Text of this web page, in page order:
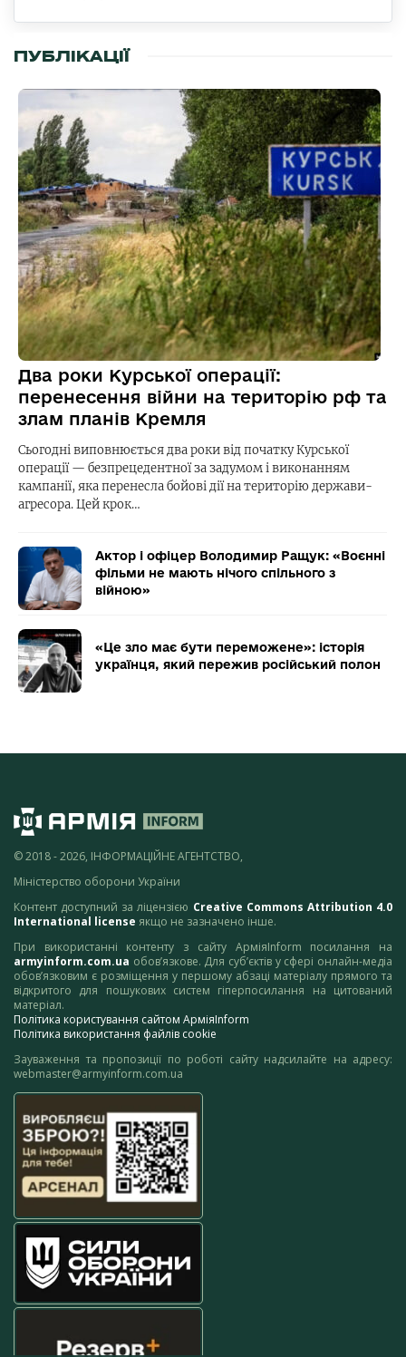
ПУБЛІКАЦІЇ
Два роки Курської операції:
перенесення війни на територію рф та
злам планів Кремля
Сьогодні виповнюється два роки від початку Курської
операції — безпрецедентної за задумом і виконанням
кампанії, яка перенесла бойові дії на територію держави-
агресора. Цей крок…
Актор і офіцер Володимир Ращук: «Воєнні
фільми не мають нічого спільного з
війною»
«Це зло має бути переможене»: історія
українця, який пережив російський полон
© 2018 - 2026, ІНФОРМАЦІЙНЕ АГЕНТСТВО,
Міністерство оборони України
Контент доступний за ліцензією Creative Commons Attribution 4.0
International license якщо не зазначено інше.
При використанні контенту з сайту АрміяInform посилання на
armyinform.com.ua обов’язкове. Для суб’єктів у сфері онлайн-медіа
обов’язковим є розміщення у першому абзаці матеріалу прямого та
відкритого для пошукових систем гіперпосилання на цитований
матеріал.
Політика користування сайтом АрміяInform
Політика використання файлів cookie
Зауваження та пропозиції по роботі сайту надсилайте на адресу:
webmaster@armyinform.com.ua